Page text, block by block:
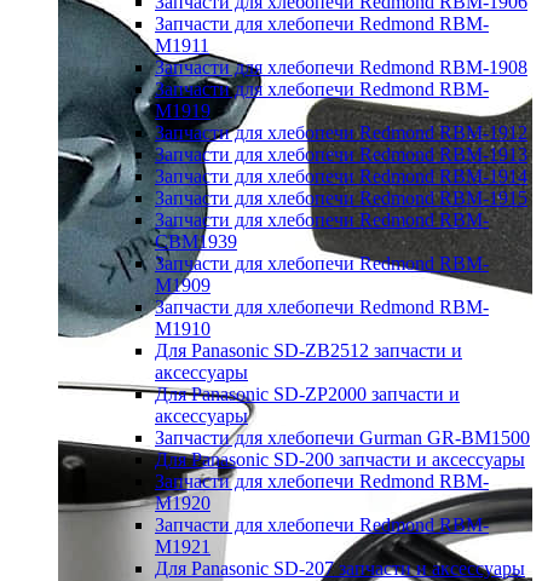
Запчасти для хлебопечи Redmond RBM-
M1911
Запчасти для хлебопечи Redmond RBM-1908
Запчасти для хлебопечи Redmond RBM-
M1919
Запчасти для хлебопечи Redmond RBM-1912
Запчасти для хлебопечи Redmond RBM-1913
Запчасти для хлебопечи Redmond RBM-1914
Запчасти для хлебопечи Redmond RBM-1915
Запчасти для хлебопечи Redmond RBM-
CBM1939
Запчасти для хлебопечи Redmond RBM-
M1909
Запчасти для хлебопечи Redmond RBM-
M1910
Для Panasonic SD-ZB2512 запчасти и
аксессуары
Для Panasonic SD-ZP2000 запчасти и
аксессуары
Запчасти для хлебопечи Gurman GR-BM1500
Для Panasonic SD-200 запчасти и аксессуары
Запчасти для хлебопечи Redmond RBM-
M1920
Запчасти для хлебопечи Redmond RBM-
M1921
Для Panasonic SD-207 запчасти и аксессуары